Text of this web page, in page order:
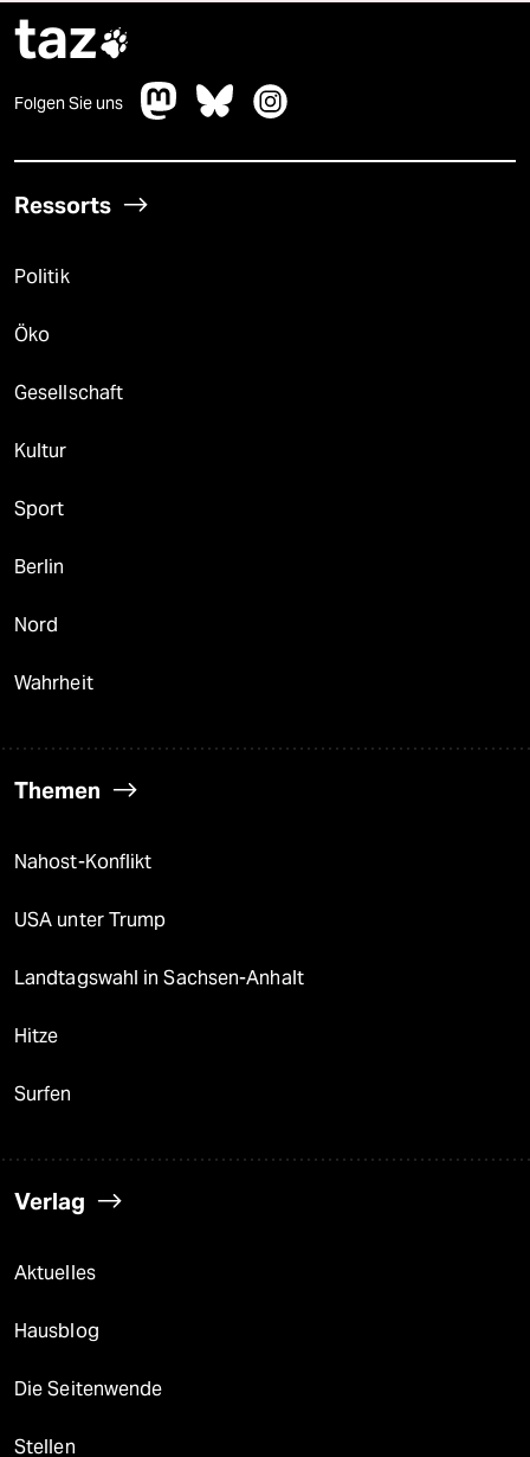
taz
Folgen Sie uns
Ressorts
Politik
Öko
Gesellschaft
Kultur
Sport
Berlin
Nord
Wahrheit
Themen
Nahost-Konflikt
USA unter Trump
Landtagswahl in Sachsen-Anhalt
Hitze
Surfen
Verlag
Aktuelles
Hausblog
Die Seitenwende
Stellen